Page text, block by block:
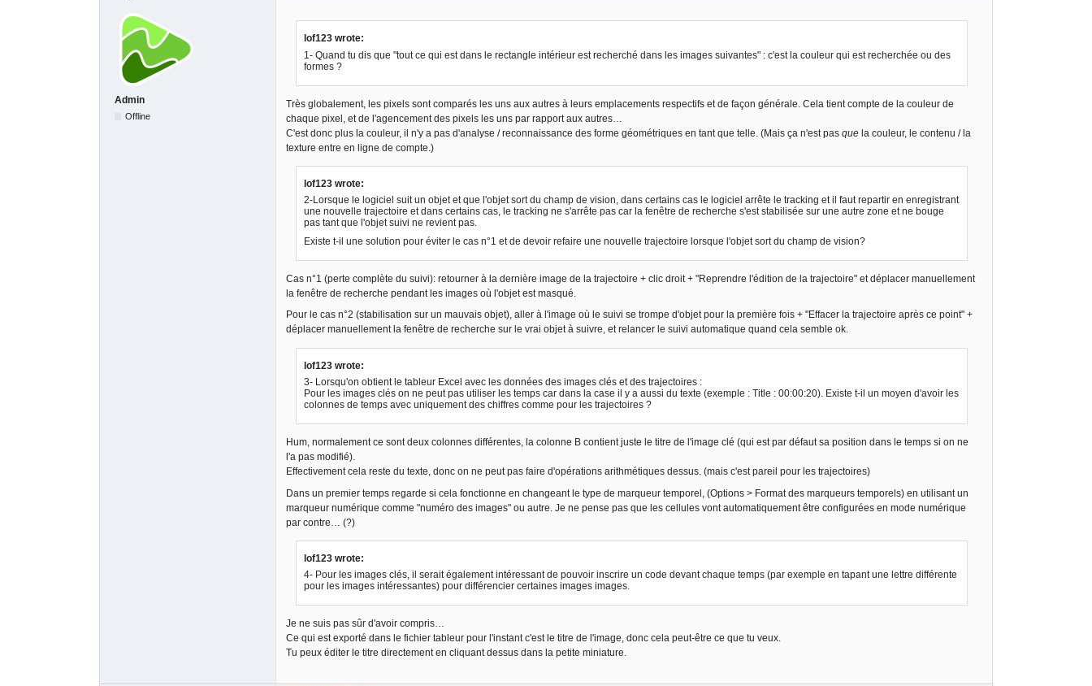
Admin
Offline
lof123 wrote:
1- Quand tu dis que "tout ce qui est dans le rectangle intérieur est recherché dans les images suivantes" : c'est la couleur qui est recherchée ou des
formes ?
Très globalement, les pixels sont comparés les uns aux autres à leurs emplacements respectifs et de façon générale. Cela tient compte de la couleur de
chaque pixel, et de l'agencement des pixels les uns par rapport aux autres…
C'est donc plus la couleur, il n'y a pas d'analyse / reconnaissance des forme géométriques en tant que telle. (Mais ça n'est pas que la couleur, le contenu / la
texture entre en ligne de compte.)
lof123 wrote:
2-Lorsque le logiciel suit un objet et que l'objet sort du champ de vision, dans certains cas le logiciel arrête le tracking et il faut repartir en enregistrant
une nouvelle trajectoire et dans certains cas, le tracking ne s'arrête pas car la fenêtre de recherche s'est stabilisée sur une autre zone et ne bouge
pas tant que l'objet suivi ne revient pas.
Existe t-il une solution pour éviter le cas n°1 et de devoir refaire une nouvelle trajectoire lorsque l'objet sort du champ de vision?
Cas n°1 (perte complète du suivi): retourner à la dernière image de la trajectoire + clic droit + "Reprendre l'édition de la trajectoire" et déplacer manuellement
la fenêtre de recherche pendant les images où l'objet est masqué.
Pour le cas n°2 (stabilisation sur un mauvais objet), aller à l'image où le suivi se trompe d'objet pour la première fois + "Effacer la trajectoire après ce point" +
déplacer manuellement la fenêtre de recherche sur le vrai objet à suivre, et relancer le suivi automatique quand cela semble ok.
lof123 wrote:
3- Lorsqu'on obtient le tableur Excel avec les données des images clés et des trajectoires :
Pour les images clés on ne peut pas utiliser les temps car dans la case il y a aussi du texte (exemple : Title : 00:00:20). Existe t-il un moyen d'avoir les
colonnes de temps avec uniquement des chiffres comme pour les trajectoires ?
Hum, normalement ce sont deux colonnes différentes, la colonne B contient juste le titre de l'image clé (qui est par défaut sa position dans le temps si on ne
l'a pas modifié).
Effectivement cela reste du texte, donc on ne peut pas faire d'opérations arithmétiques dessus. (mais c'est pareil pour les trajectoires)
Dans un premier temps regarde si cela fonctionne en changeant le type de marqueur temporel, (Options > Format des marqueurs temporels) en utilisant un
marqueur numérique comme "numéro des images" ou autre. Je ne pense pas que les cellules vont automatiquement être configurées en mode numérique
par contre… (?)
lof123 wrote:
4- Pour les images clés, il serait également intéressant de pouvoir inscrire un code devant chaque temps (par exemple en tapant une lettre différente
pour les images intéressantes) pour différencier certaines images images.
Je ne suis pas sûr d'avoir compris…
Ce qui est exporté dans le fichier tableur pour l'instant c'est le titre de l'image, donc cela peut-être ce que tu veux.
Tu peux éditer le titre directement en cliquant dessus dans la petite miniature.